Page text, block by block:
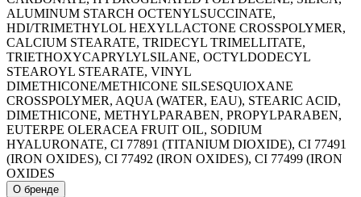
ALUMINUM STARCH OCTENYLSUCCINATE,
HDI/TRIMETHYLOL HEXYLLACTONE CROSSPOLYMER,
CALCIUM STEARATE, TRIDECYL TRIMELLITATE,
TRIETHOXYCAPRYLYLSILANE, OCTYLDODECYL
STEAROYL STEARATE, VINYL
DIMETHICONE/METHICONE SILSESQUIOXANE
CROSSPOLYMER, AQUA (WATER, EAU), STEARIC ACID,
DIMETHICONE, METHYLPARABEN, PROPYLPARABEN,
EUTERPE OLERACEA FRUIT OIL, SODIUM
HYALURONATE, CI 77891 (TITANIUM DIOXIDE), CI 77491
(IRON OXIDES), CI 77492 (IRON OXIDES), CI 77499 (IRON
OXIDES
О бренде